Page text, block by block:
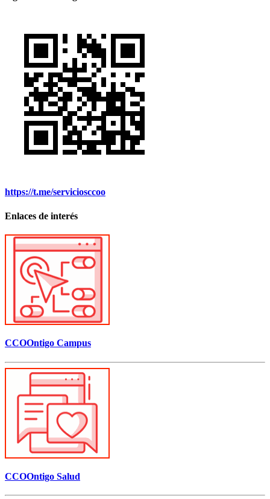
https://t.me/serviciosccoo
Enlaces de interés
CCOOntigo Campus
CCOOntigo Salud